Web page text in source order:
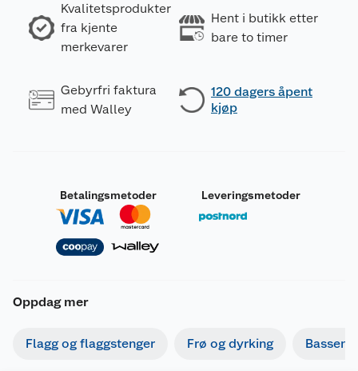
Kvalitetsprodukter
fra kjente
merkevarer
Hent i butikk etter
bare to timer
Gebyrfri faktura
med Walley
120 dagers åpent
kjøp
Betalingsmetoder Leveringsmetoder
Oppdag mer
Flagg og flaggstenger Frø og dyrking Basseng